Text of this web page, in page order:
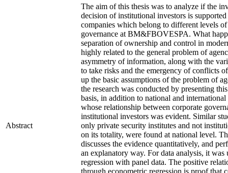
Abstract
The aim of this thesis was to analyze if the
decision of institutional investors is
companies which belong to different levels
governance at BM&FBOVESPA. What
separation of ownership and control in
highly related to the general problem of
asymmetry of information, along with the
to take risks and the emergency of conflicts
up the basic assumptions of the problem of
the research was conducted by presenting
basis, in addition to national and
whose relationship between corporate
institutional investors was evident. Similar
only private security institutes and not
on its totality, were found at national level.
discusses the evidence quantitatively, and
an explanatory way. For data analysis, it was
regression with panel data. The positive
through econometric regression is proof that